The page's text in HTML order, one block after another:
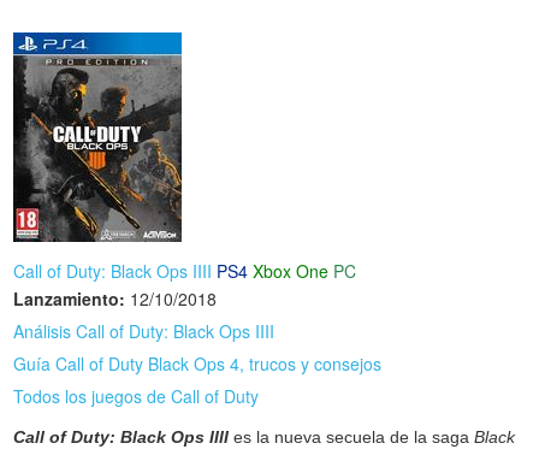
Call of Duty: Black Ops IIII PS4 Xbox One PC
Lanzamiento: 12/10/2018
Análisis Call of Duty: Black Ops IIII
Guía Call of Duty Black Ops 4, trucos y consejos
Todos los juegos de Call of Duty
Call of Duty: Black Ops IIII es la nueva secuela de la saga Black